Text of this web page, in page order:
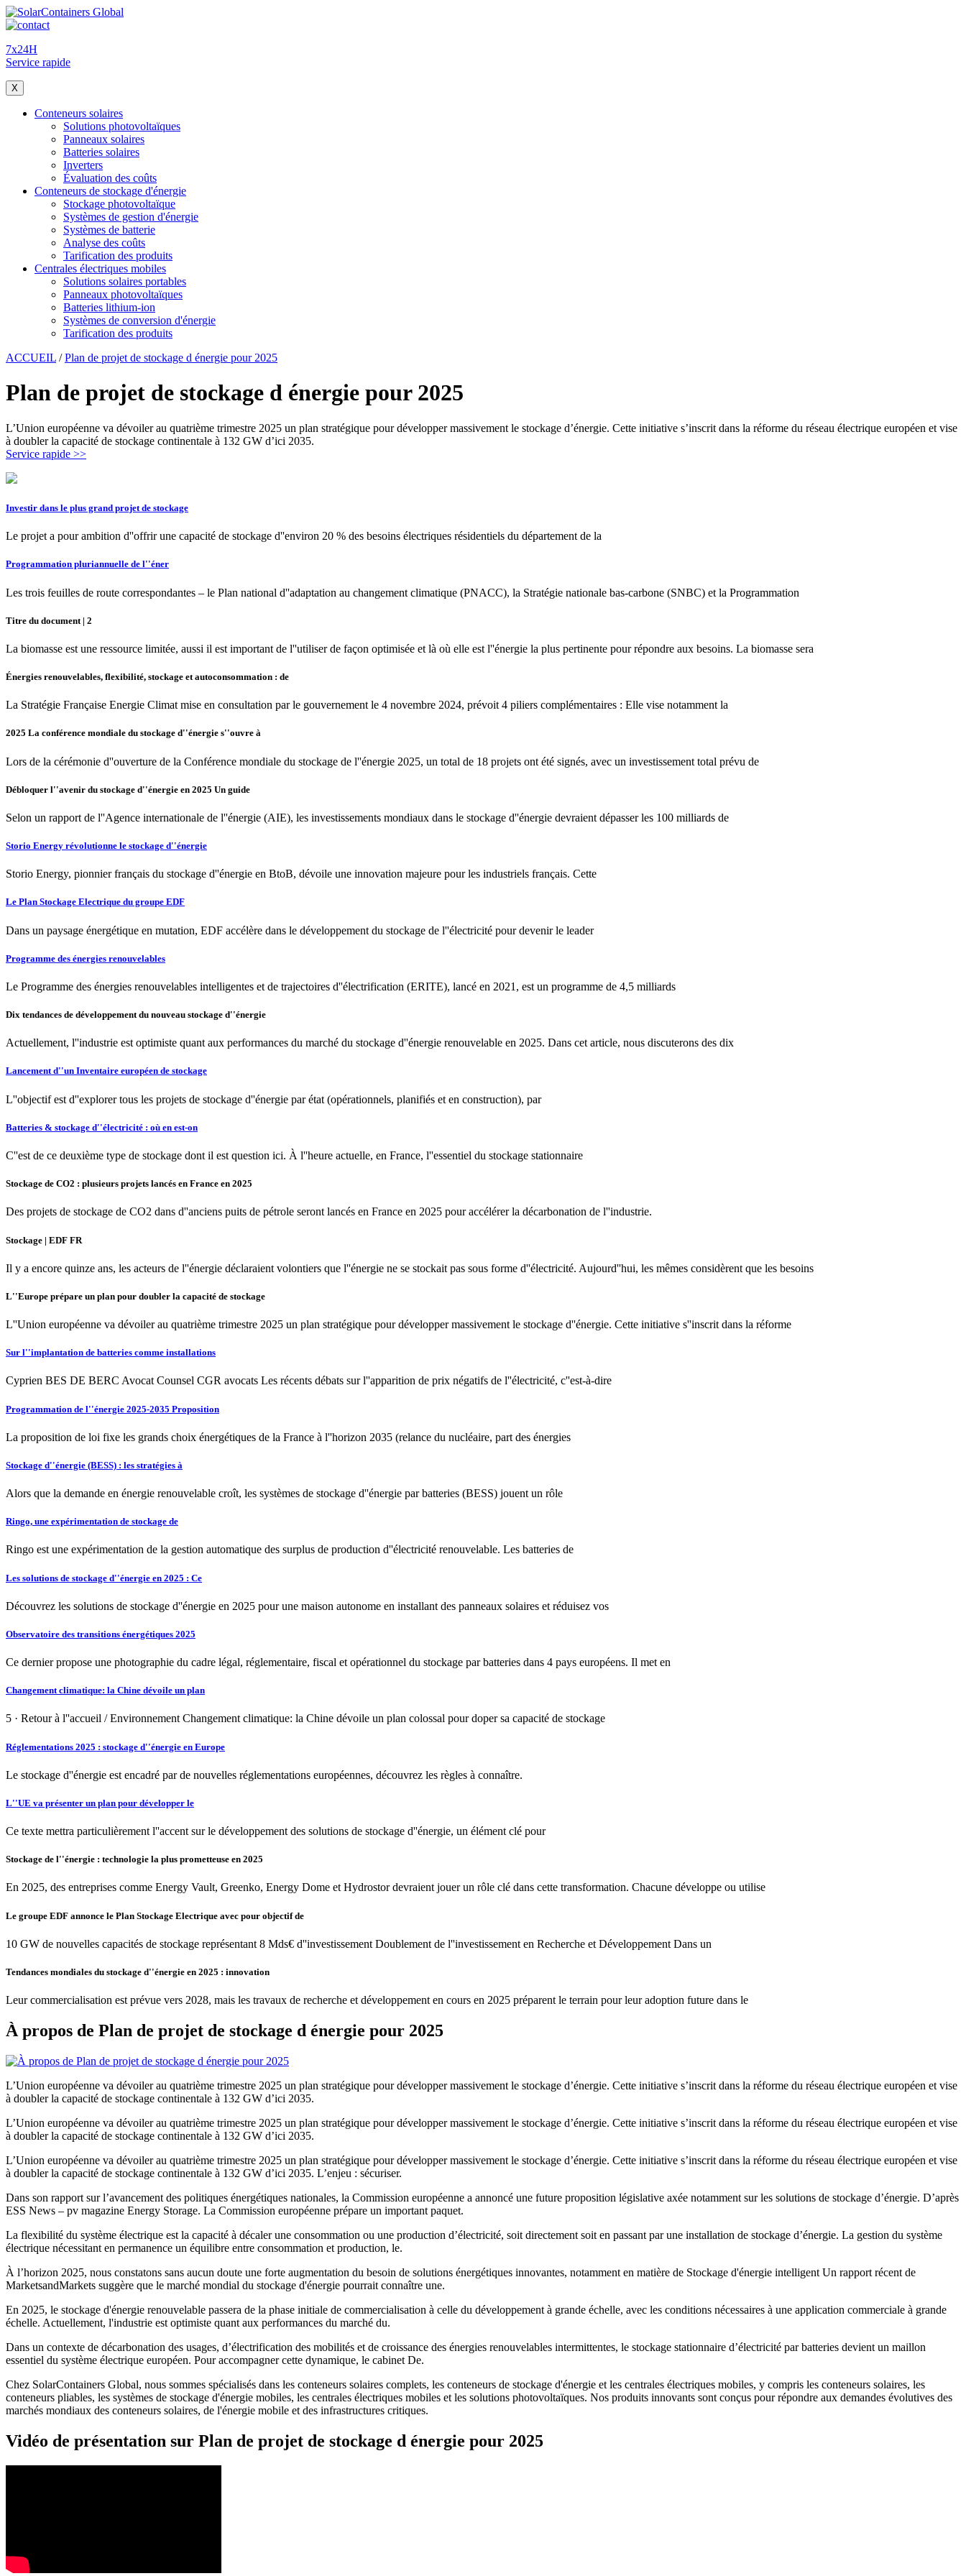
7x24H
Service rapide
X
Conteneurs solaires
Solutions photovoltaïques
Panneaux solaires
Batteries solaires
Inverters
Évaluation des coûts
Conteneurs de stockage d'énergie
Stockage photovoltaïque
Systèmes de gestion d'énergie
Systèmes de batterie
Analyse des coûts
Tarification des produits
Centrales électriques mobiles
Solutions solaires portables
Panneaux photovoltaïques
Batteries lithium-ion
Systèmes de conversion d'énergie
Tarification des produits
ACCUEIL /Plan de projet de stockage d énergie pour 2025
Plan de projet de stockage d énergie pour 2025
L’Union européenne va dévoiler au quatrième trimestre 2025 un plan stratégique pour développer massivement le stockage d’énergie. Cette initiative s’inscrit dans la réforme du réseau électrique européen et vise
à doubler la capacité de stockage continentale à 132 GW d’ici 2035.
Service rapide >>
Investir dans le plus grand projet de stockage
Le projet a pour ambition d''offrir une capacité de stockage d''environ 20 % des besoins électriques résidentiels du département de la
Programmation pluriannuelle de l''éner
Les trois feuilles de route correspondantes – le Plan national d''adaptation au changement climatique (PNACC), la Stratégie nationale bas-carbone (SNBC) et la Programmation
Titre du document | 2
La biomasse est une ressource limitée, aussi il est important de l''utiliser de façon optimisée et là où elle est l''énergie la plus pertinente pour répondre aux besoins. La biomasse sera
Énergies renouvelables, flexibilité, stockage et autoconsommation : de
La Stratégie Française Energie Climat mise en consultation par le gouvernement le 4 novembre 2024, prévoit 4 piliers complémentaires : Elle vise notamment la
2025 La conférence mondiale du stockage d''énergie s''ouvre à
Lors de la cérémonie d''ouverture de la Conférence mondiale du stockage de l''énergie 2025, un total de 18 projets ont été signés, avec un investissement total prévu de
Débloquer l''avenir du stockage d''énergie en 2025 Un guide
Selon un rapport de l''Agence internationale de l''énergie (AIE), les investissements mondiaux dans le stockage d''énergie devraient dépasser les 100 milliards de
Storio Energy révolutionne le stockage d''énergie
Storio Energy, pionnier français du stockage d''énergie en BtoB, dévoile une innovation majeure pour les industriels français. Cette
Le Plan Stockage Electrique du groupe EDF
Dans un paysage énergétique en mutation, EDF accélère dans le développement du stockage de l''électricité pour devenir le leader
Programme des énergies renouvelables
Le Programme des énergies renouvelables intelligentes et de trajectoires d''électrification (ERITE), lancé en 2021, est un programme de 4,5 milliards
Dix tendances de développement du nouveau stockage d''énergie
Actuellement, l''industrie est optimiste quant aux performances du marché du stockage d''énergie renouvelable en 2025. Dans cet article, nous discuterons des dix
Lancement d''un Inventaire européen de stockage
L''objectif est d''explorer tous les projets de stockage d''énergie par état (opérationnels, planifiés et en construction), par
Batteries & stockage d''électricité : où en est-on
C''est de ce deuxième type de stockage dont il est question ici. À l''heure actuelle, en France, l''essentiel du stockage stationnaire
Stockage de CO2 : plusieurs projets lancés en France en 2025
Des projets de stockage de CO2 dans d''anciens puits de pétrole seront lancés en France en 2025 pour accélérer la décarbonation de l''industrie.
Stockage | EDF FR
Il y a encore quinze ans, les acteurs de l''énergie déclaraient volontiers que l''énergie ne se stockait pas sous forme d''électricité. Aujourd''hui, les mêmes considèrent que les besoins
L''Europe prépare un plan pour doubler la capacité de stockage
L''Union européenne va dévoiler au quatrième trimestre 2025 un plan stratégique pour développer massivement le stockage d''énergie. Cette initiative s''inscrit dans la réforme
Sur l''implantation de batteries comme installations
Cyprien BES DE BERC Avocat Counsel CGR avocats Les récents débats sur l''apparition de prix négatifs de l''électricité, c''est-à-dire
Programmation de l''énergie 2025-2035 Proposition
La proposition de loi fixe les grands choix énergétiques de la France à l''horizon 2035 (relance du nucléaire, part des énergies
Stockage d''énergie (BESS) : les stratégies à
Alors que la demande en énergie renouvelable croît, les systèmes de stockage d''énergie par batteries (BESS) jouent un rôle
Ringo, une expérimentation de stockage de
Ringo est une expérimentation de la gestion automatique des surplus de production d''électricité renouvelable. Les batteries de
Les solutions de stockage d''énergie en 2025 : Ce
Découvrez les solutions de stockage d''énergie en 2025 pour une maison autonome en installant des panneaux solaires et réduisez vos
Observatoire des transitions énergétiques 2025
Ce dernier propose une photographie du cadre légal, réglementaire, fiscal et opérationnel du stockage par batteries dans 4 pays européens. Il met en
Changement climatique: la Chine dévoile un plan
5 · Retour à l''accueil / Environnement Changement climatique: la Chine dévoile un plan colossal pour doper sa capacité de stockage
Réglementations 2025 : stockage d''énergie en Europe
Le stockage d''énergie est encadré par de nouvelles réglementations européennes, découvrez les règles à connaître.
L''UE va présenter un plan pour développer le
Ce texte mettra particulièrement l''accent sur le développement des solutions de stockage d''énergie, un élément clé pour
Stockage de l''énergie : technologie la plus prometteuse en 2025
En 2025, des entreprises comme Energy Vault, Greenko, Energy Dome et Hydrostor devraient jouer un rôle clé dans cette transformation. Chacune développe ou utilise
Le groupe EDF annonce le Plan Stockage Electrique avec pour objectif de
10 GW de nouvelles capacités de stockage représentant 8 Mds€ d''investissement Doublement de l''investissement en Recherche et Développement Dans un
Tendances mondiales du stockage d''énergie en 2025 : innovation
Leur commercialisation est prévue vers 2028, mais les travaux de recherche et développement en cours en 2025 préparent le terrain pour leur adoption future dans le
À propos de Plan de projet de stockage d énergie pour 2025
L’Union européenne va dévoiler au quatrième trimestre 2025 un plan stratégique pour développer massivement le stockage d’énergie. Cette initiative s’inscrit dans la réforme du réseau électrique européen et vise
à doubler la capacité de stockage continentale à 132 GW d’ici 2035.
L’Union européenne va dévoiler au quatrième trimestre 2025 un plan stratégique pour développer massivement le stockage d’énergie. Cette initiative s’inscrit dans la réforme du réseau électrique européen et vise
à doubler la capacité de stockage continentale à 132 GW d’ici 2035.
L’Union européenne va dévoiler au quatrième trimestre 2025 un plan stratégique pour développer massivement le stockage d’énergie. Cette initiative s’inscrit dans la réforme du réseau électrique européen et vise
à doubler la capacité de stockage continentale à 132 GW d’ici 2035. L’enjeu : sécuriser.
Dans son rapport sur l’avancement des politiques énergétiques nationales, la Commission européenne a annoncé une future proposition législative axée notamment sur les solutions de stockage d’énergie. D’après
ESS News – pv magazine Energy Storage. La Commission européenne prépare un important paquet.
La flexibilité du système électrique est la capacité à décaler une consommation ou une production d’électricité, soit directement soit en passant par une installation de stockage d’énergie. La gestion du système
électrique nécessitant en permanence un équilibre entre consommation et production, le.
À l’horizon 2025, nous constatons sans aucun doute une forte augmentation du besoin de solutions énergétiques innovantes, notamment en matière de Stockage d'énergie intelligent Un rapport récent de
MarketsandMarkets suggère que le marché mondial du stockage d'énergie pourrait connaître une.
En 2025, le stockage d'énergie renouvelable passera de la phase initiale de commercialisation à celle du développement à grande échelle, avec les conditions nécessaires à une application commerciale à grande
échelle. Actuellement, l'industrie est optimiste quant aux performances du marché du.
Dans un contexte de décarbonation des usages, d’électrification des mobilités et de croissance des énergies renouvelables intermittentes, le stockage stationnaire d’électricité par batteries devient un maillon
essentiel du système électrique européen. Pour accompagner cette dynamique, le cabinet De.
Chez SolarContainers Global, nous sommes spécialisés dans les conteneurs solaires complets, les conteneurs de stockage d'énergie et les centrales électriques mobiles, y compris les conteneurs solaires, les
conteneurs pliables, les systèmes de stockage d'énergie mobiles, les centrales électriques mobiles et les solutions photovoltaïques. Nos produits innovants sont conçus pour répondre aux demandes évolutives des
marchés mondiaux des conteneurs solaires, de l'énergie mobile et des infrastructures critiques.
Vidéo de présentation sur Plan de projet de stockage d énergie pour 2025